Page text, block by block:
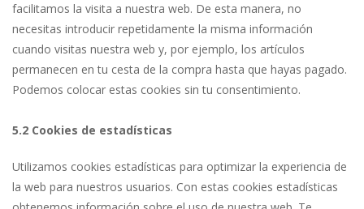
facilitamos la visita a nuestra web. De esta manera, no
necesitas introducir repetidamente la misma información
cuando visitas nuestra web y, por ejemplo, los artículos
permanecen en tu cesta de la compra hasta que hayas pagado.
Podemos colocar estas cookies sin tu consentimiento.
5.2 Cookies de estadísticas
Utilizamos cookies estadísticas para optimizar la experiencia de
la web para nuestros usuarios. Con estas cookies estadísticas